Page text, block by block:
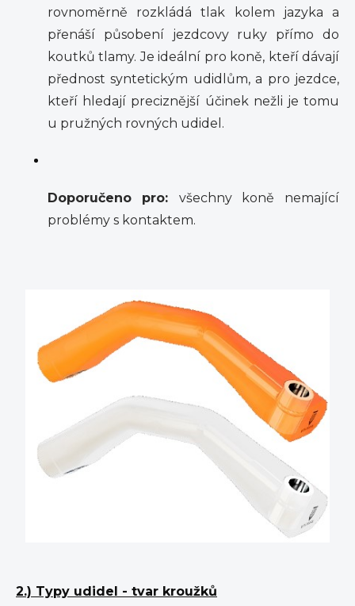
rovnoměrně rozkládá tlak kolem jazyka a
přenáší působení jezdcovy ruky přímo do
koutků tlamy. Je ideální pro koně, kteří dávají
přednost syntetickým udidlům, a pro jezdce,
kteří hledají preciznější účinek nežli je tomu
u pružných rovných udidel.
Doporučeno pro: všechny koně
nemající
problémy s kontaktem.
2.) Typy udidel - tvar kroužků